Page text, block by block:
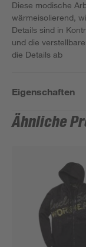
Diese modische
wärmeisolierend,
Details sind in
und die
die Details ab
Eigenschaften
Ähnliche